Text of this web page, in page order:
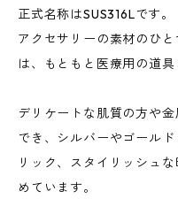
正式名称はSUS316Lです。
アクセサリーの素材のひ
は、もともと医療用の道
デリケートな肌質の方や
でき、シルバーやゴール
リック、スタイリッシュ
めています。